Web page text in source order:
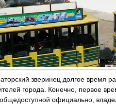
зверинец долгое время
города. Конечно, первое
официально,